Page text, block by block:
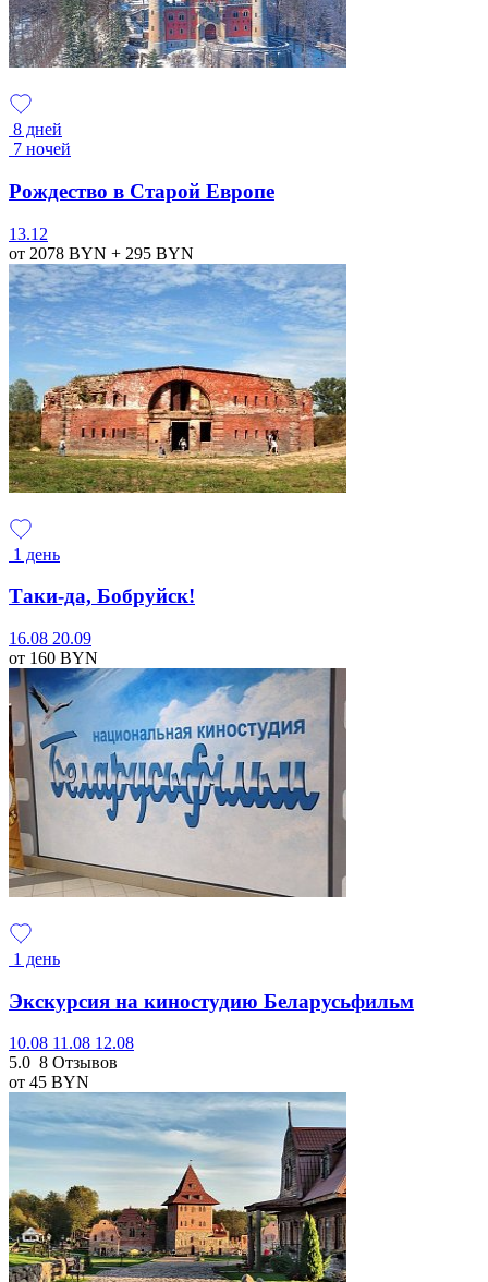
8 дней
7 ночей
Рождество в Старой Европе
13.12
от 2078 BYN + 295 BYN
1 день
Таки-да, Бобруйск!
16.08 20.09
от 160 BYN
1 день
Экскурсия на киностудию Беларусьфильм
10.08 11.08 12.08
5.0 8 Отзывов
от 45 BYN